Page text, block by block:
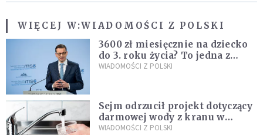
WIĘCEJ W:WIADOMOŚCI Z POLSKI
3600 zł miesięcznie na dziecko
do 3. roku życia? To jedna z
propozycji programu "Rozwój
WIADOMOŚCI Z POLSKI
Sejm odrzucił projekt dotyczący
darmowej wody z kranu w
restauracjach
WIADOMOŚCI Z POLSKI